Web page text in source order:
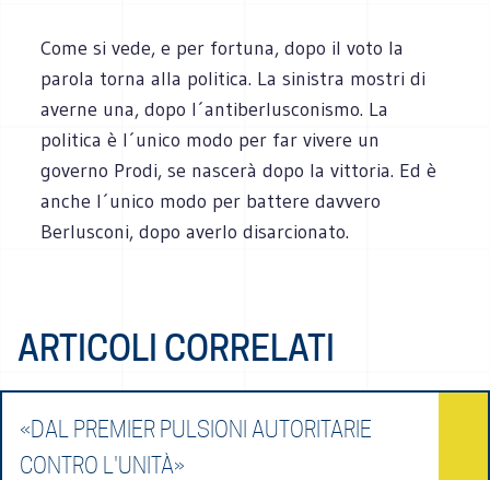
Come si vede, e per fortuna, dopo il voto la
parola torna alla politica. La sinistra mostri di
averne una, dopo l´antiberlusconismo. La
politica è l´unico modo per far vivere un
governo Prodi, se nascerà dopo la vittoria. Ed è
anche l´unico modo per battere davvero
Berlusconi, dopo averlo disarcionato.
ARTICOLI CORRELATI
«DAL PREMIER PULSIONI AUTORITARIE
CONTRO L'UNITÀ»